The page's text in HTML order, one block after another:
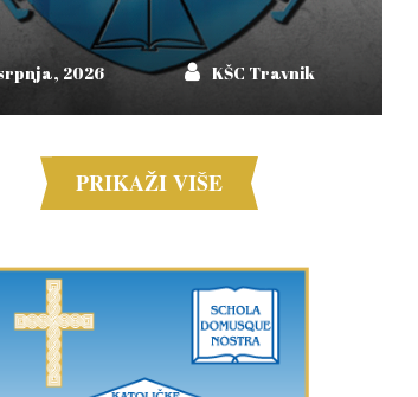
2026 KŠC Travnik
PRIKAŽI VIŠE